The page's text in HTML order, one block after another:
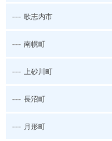
--- 歌志内市
--- 南幌町
--- 上砂川町
--- 長沼町
--- 月形町